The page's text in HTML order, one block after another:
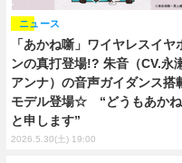
「あかね噺」ワイヤレスイヤ
ンの真打登場!? 朱音（CV.永
アンナ）の音声ガイダンス搭
モデル登場☆ “どうもあかね
と申します”
ニュース
2026.5.30(土) 19:00